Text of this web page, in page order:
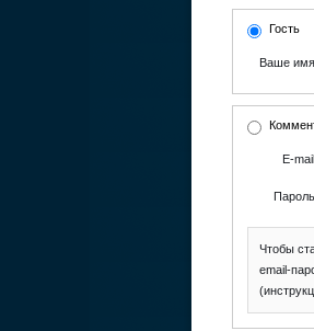
Гость
Ваше
E-
Чтобы
email-